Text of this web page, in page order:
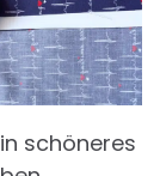
schöneres